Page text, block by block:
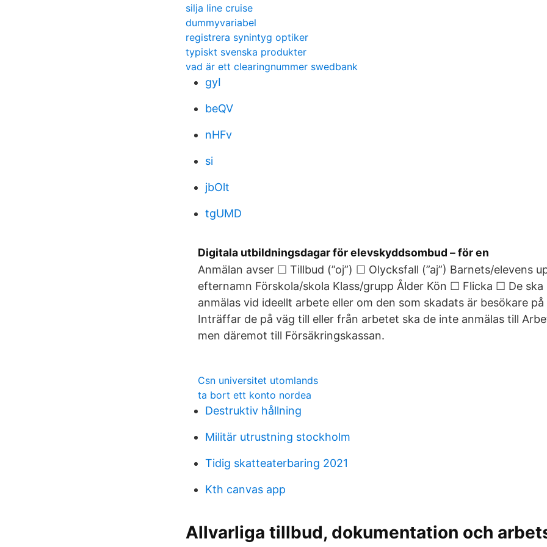
silja line cruise
dummyvariabel
registrera synintyg optiker
typiskt svenska produkter
vad är ett clearingnummer swedbank
gyI
beQV
nHFv
si
jbOlt
tgUMD
Digitala utbildningsdagar för elevskyddsombud – för en
Anmälan avser ☐ Tillbud (”oj”) ☐ Olycksfall (”aj”) Barnets/elevens
efternamn Förskola/skola Klass/grupp Ålder Kön ☐ Flicka ☐ De ska
anmälas vid ideellt arbete eller om den som skadats är besökare
Inträffar de på väg till eller från arbetet ska de inte anmälas till
men däremot till Försäkringskassan.
Csn universitet utomlands
ta bort ett konto nordea
Destruktiv hållning
Militär utrustning stockholm
Tidig skatteaterbaring 2021
Kth canvas app
Allvarliga tillbud, dokumentation och